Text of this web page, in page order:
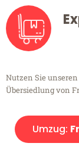
Nutzen Sie
Übersiedlung von
Umzug: